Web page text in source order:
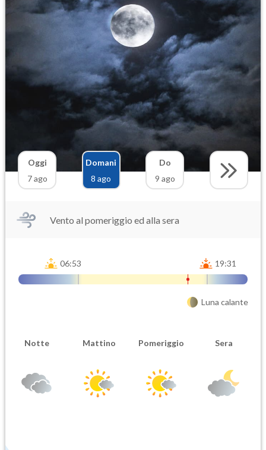
Oggi
7 ago
Domani
8 ago
Do
9 ago
Vento al pomeriggio ed alla sera
06:53 19:31
Luna calante
Notte Mattino Pomeriggio Sera